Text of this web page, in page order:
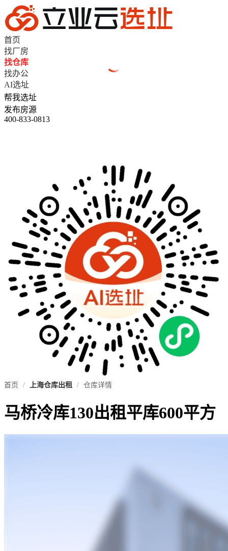
首页
找厂房
找仓库
找办公
AI选址
帮我选址
发布房源
400-833-0813
首页 / 上海仓库出租 / 仓库详情
马桥冷库130出租平库600平方